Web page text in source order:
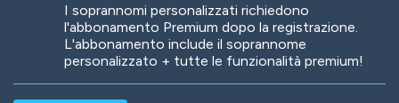
I soprannomi personalizzati richiedono
l'abbonamento Premium dopo la registrazione.
L'abbonamento include il soprannome
personalizzato + tutte le funzionalità premium!